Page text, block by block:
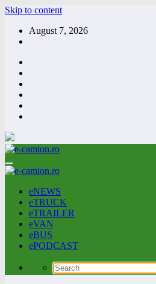
Skip to content
August 7, 2026
eNEWS
eTRUCK
eTRAILER
eVAN
eBUS
ePODCAST